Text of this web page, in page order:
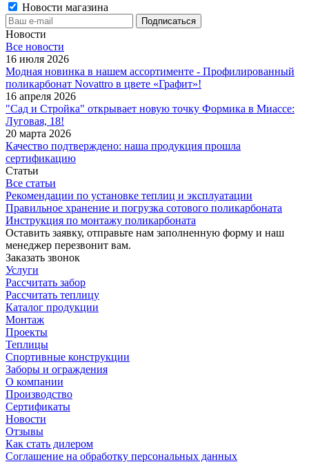
Новости магазина
Новости
Все новости
16 июля 2026
Модная новинка в нашем ассортименте - Профилированный
поликарбонат Novattro в цвете «Графит»!
16 апреля 2026
"Сад и Стройка" открывает новую точку Формика в Миассе:
Луговая, 18!
20 марта 2026
Качество подтверждено: наша продукция прошла
сертификацию
Статьи
Все статьи
Рекомендации по установке теплиц и эксплуатации
Правильное хранение и погрузка сотового поликарбоната
Инструкция по монтажу поликарбоната
Оставить заявку, отправьте нам заполненную форму и наш
менеджер перезвонит вам.
Заказать звонок
Услуги
Рассчитать забор
Рассчитать теплицу
Каталог продукции
Монтаж
Проекты
Теплицы
Спортивные конструкции
Заборы и ограждения
О компании
Производство
Сертификаты
Новости
Отзывы
Как стать дилером
Соглашение на обработку персональных данных